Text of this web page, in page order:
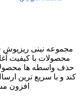
محصولات با کیفیت
حذف واسطه ها
کند و با سریع ترین
افزون